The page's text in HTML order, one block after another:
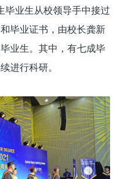
毕业生从校领导手中接过
毕业证书，由校长龚新
业生。其中，有七成毕
进行科研。